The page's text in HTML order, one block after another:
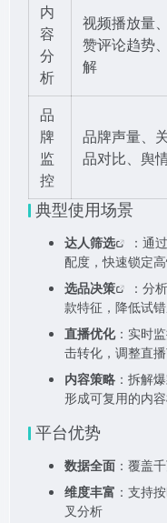
内
容
分
析
视频播放量
赞评论趋势
解
品
牌
监
控
品牌声量、
品对比、舆
典型使用场景
达人筛选
：通
配度，快速锁定
选品决策
：分
款特征，降低试
直播优化：实时
击转化，调整直
内容策略 ：拆解
形成可复用的内
平台优势
数据全面 ：覆盖
维度丰富 ：支持
叉分析